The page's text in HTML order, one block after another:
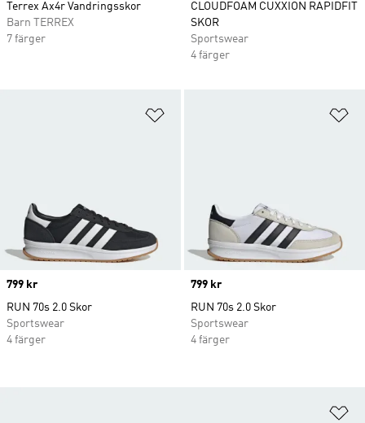
Terrex Ax4r Vandringsskor
Barn TERREX
7 färger
CLOUDFOAM CUXXION RAPIDFIT
SKOR
Sportswear
4 färger
Price
799 kr
RUN 70s 2.0 Skor
Sportswear
4 färger
Price
799 kr
RUN 70s 2.0 Skor
Sportswear
4 färger